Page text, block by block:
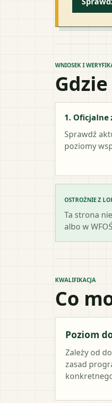
WNIOSEK I
1. Oficjalne
Sprawdź
poziomy
OSTROŻNIE Z
Ta strona
albo w
KWALIFIKACJA
Co
Poziom
Zależy od
zasad